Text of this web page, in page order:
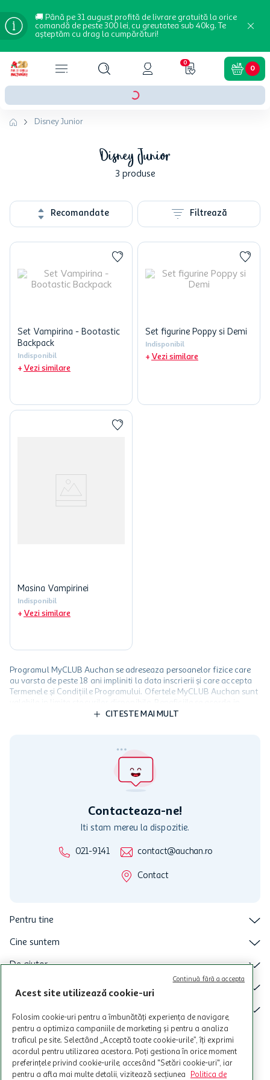
🚚 Până pe 31 august profită de livrare gratuită la orice
comandă de peste 300 lei, cu greutatea sub 40kg. Te
așteptăm cu drag la cumpărături!
0
0
Disney Junior
Disney Junior
3 produse
Recomandate Filtrează
Set Vampirina - Bootastic
Backpack
Indisponibil
Vezi similare
Set figurine Poppy si Demi
Indisponibil
Vezi similare
Masina Vampirinei
Indisponibil
Vezi similare
Programul MyCLUB Auchan se adreseaza persoanelor fizice care
au varsta de peste 18 ani impliniti la data inscrierii și care accepta
Termenele și Condițiile Programului. Ofertele MyCLUB Auchan sunt
limita a 12 unitati / card client o singura data in perioada promotiei.
activitati in afara celor mentionate in Termene si Conditii. Auchan
nu raspunde pentru imposibilitatea utilizarii Cardului in perioada in
care aceste este suspendat sau in perioada in care sunt efectuate
CITESTE MAI MULT
Contacteaza-ne!
Iti stam mereu la dispozitie.
021-9141 contact@auchan.ro
Contact
Pentru tine
Cine suntem
De ajutor
Tinem aproape
Intra acum in aplicatia Auchan
Acest site utilizează cookie-uri
Folosim cookie-uri pentru a îmbunătăți experiența de navigare,
pentru a optimiza campaniile de marketing și pentru a analiza
traficul pe site. Selectând „Acceptă toate cookie-urile”, îți exprimi
acordul pentru utilizarea acestora. Poți gestiona în orice moment
preferințele privind cookie-urile, accesând "Setări cookie-uri", iar
pentru a afla mai multe detalii, vizitează secțiunea
Politica de
Continuă fără a accepta